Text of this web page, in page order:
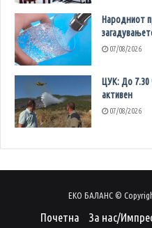
Народниот
07/08/2026
ЦУК: До 7.30
активен
07/08/2026
ЕКО БАЛАНС ©
Почетна За нас/